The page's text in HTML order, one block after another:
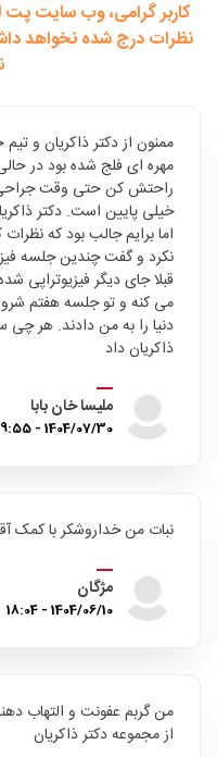
کاربر گرامی، وب سایت
نظرات درج شده نخواهد
ممنون از دکتر ذاکریان و
مهره ای فلج شده بود در
راحتش کن حتی وقت جراحی
خیلی پایین است. دکتر
اما برایم جالب بود که
نکرد و گفت چندین جلسه
قبلا جای دیگر فیزیوتراپی
می کنه و تو جلسه هفتم
دنیا را به من دادند. هر چی
ذاکریان داد
ملیسا خان بابا
1404/07/30 - 19:55
نبات من خداروشکر با کمک
مژگان
1404/06/10 - 18:04
من گربم عفونت و التهاب
از مجموعه دکتر ذاکریان